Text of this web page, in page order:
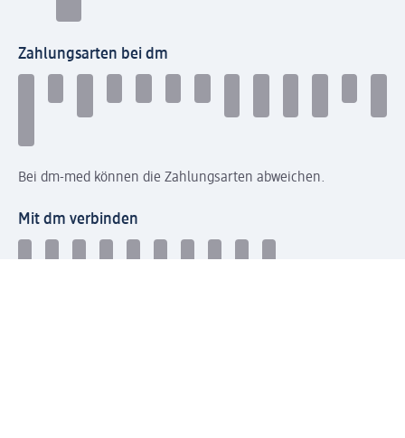
Zahlungsarten bei dm
Bei dm-med können die Zahlungsarten abweichen.
Mit dm verbinden